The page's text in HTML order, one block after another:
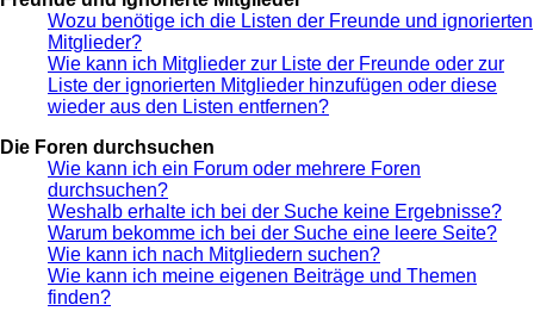
Wozu benötige ich die Listen der Freunde und ignorierten
Mitglieder?
Wie kann ich Mitglieder zur Liste der Freunde oder zur
Liste der ignorierten Mitglieder hinzufügen oder diese
wieder aus den Listen entfernen?
Die Foren durchsuchen
Wie kann ich ein Forum oder mehrere Foren
durchsuchen?
Weshalb erhalte ich bei der Suche keine Ergebnisse?
Warum bekomme ich bei der Suche eine leere Seite?
Wie kann ich nach Mitgliedern suchen?
Wie kann ich meine eigenen Beiträge und Themen
finden?